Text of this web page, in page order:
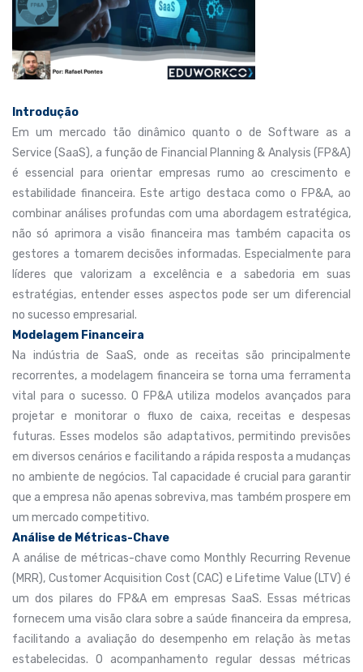
Introdução
Em um mercado tão dinâmico quanto o de Software as a
Service (SaaS), a função de Financial Planning & Analysis (FP&A)
é essencial para orientar empresas rumo ao crescimento e
estabilidade financeira. Este artigo destaca como o FP&A, ao
combinar análises profundas com uma abordagem estratégica,
não só aprimora a visão financeira mas também capacita os
gestores a tomarem decisões informadas. Especialmente para
líderes que valorizam a excelência e a sabedoria em suas
estratégias, entender esses aspectos pode ser um diferencial
no sucesso empresarial.
Modelagem Financeira
Na indústria de SaaS, onde as receitas são principalmente
recorrentes, a modelagem financeira se torna uma ferramenta
vital para o sucesso. O FP&A utiliza modelos avançados para
projetar e monitorar o fluxo de caixa, receitas e despesas
futuras. Esses modelos são adaptativos, permitindo previsões
em diversos cenários e facilitando a rápida resposta a mudanças
no ambiente de negócios. Tal capacidade é crucial para garantir
que a empresa não apenas sobreviva, mas também prospere em
um mercado competitivo.
Análise de Métricas-Chave
A análise de métricas-chave como Monthly Recurring Revenue
(MRR), Customer Acquisition Cost (CAC) e Lifetime Value (LTV) é
um dos pilares do FP&A em empresas SaaS. Essas métricas
fornecem uma visão clara sobre a saúde financeira da empresa,
facilitando a avaliação do desempenho em relação às metas
estabelecidas. O acompanhamento regular dessas métricas